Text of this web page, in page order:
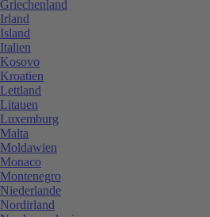
Griechenland
Irland
Island
Italien
Kosovo
Kroatien
Lettland
Litauen
Luxemburg
Malta
Moldawien
Monaco
Montenegro
Niederlande
Nordirland